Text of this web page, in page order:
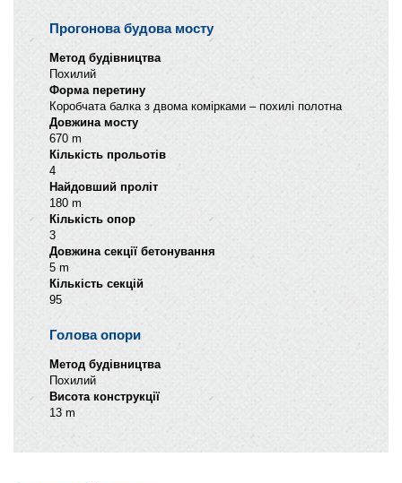
Прогонова будова мосту
Метод будівництва
Похилий
Форма перетину
Коробчата балка з двома комірками – похилі полотна
Довжина мосту
670 m
Кількість прольотів
4
Найдовший проліт
180 m
Кількість опор
3
Довжина секції бетонування
5 m
Кількість секцій
95
Голова опори
Метод будівництва
Похилий
Висота конструкції
13 m